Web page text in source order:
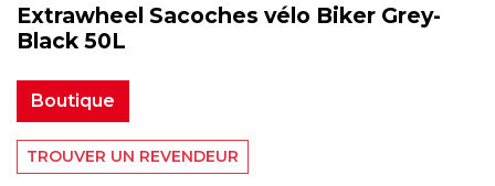
Extrawheel Sacoches vélo Biker Grey-
Black 50L
Boutique
TROUVER UN REVENDEUR